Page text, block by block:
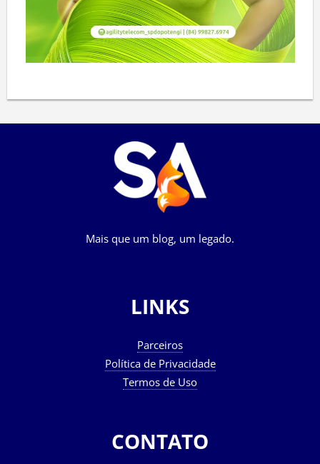
Mais que um blog, um legado.
LINKS
Parceiros
Política de Privacidade
Termos de Uso
CONTATO